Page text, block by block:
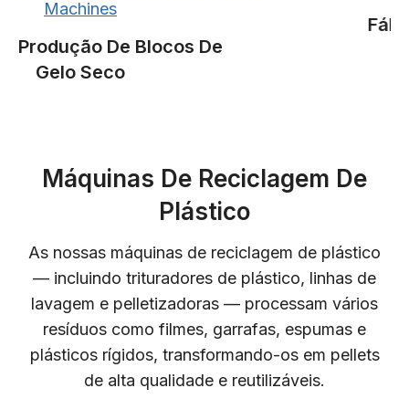
Machines
De Blocos De
Gelo Seco
Máquinas De Reciclagem De
Plástico
As nossas máquinas de reciclagem de plástico
— incluindo trituradores de plástico, linhas de
lavagem e pelletizadoras — processam vários
resíduos como filmes, garrafas, espumas e
plásticos rígidos, transformando-os em pellets
de alta qualidade e reutilizáveis.